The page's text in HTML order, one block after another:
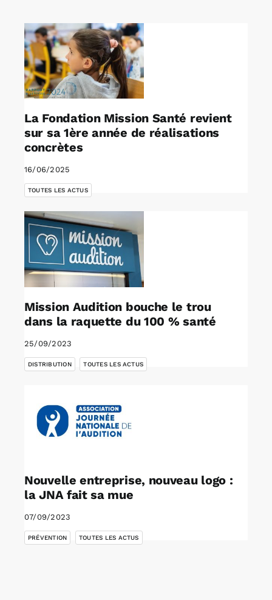
Rechercher:
Annonces emploi
La Fondation Mission Santé revient
sur sa 1ère année de réalisations
concrètes
16/06/2025
TOUTES LES ACTUS
Mission Audition bouche le trou
dans la raquette du 100 % santé
25/09/2023
DISTRIBUTION TOUTES LES ACTUS
Nouvelle entreprise, nouveau logo :
la JNA fait sa mue
07/09/2023
PRÉVENTION TOUTES LES ACTUS